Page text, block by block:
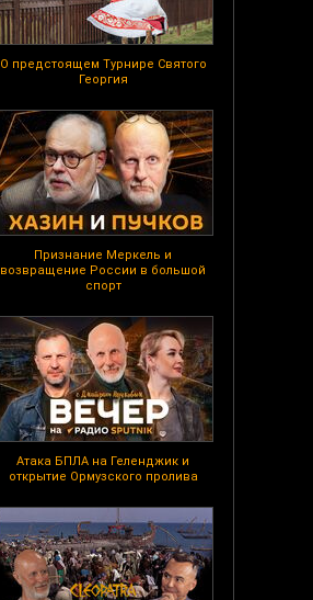
О предстоящем Турнире Святого
Георгия
Признание Меркель и
возвращение России в большой
спорт
Атака БПЛА на Геленджик и
открытие Ормузского пролива